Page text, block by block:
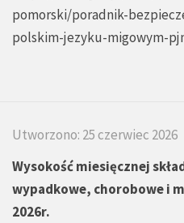
pomorski/poradnik-
polskim-jezyku-migowym-
Utworzono: 25 czerwiec 2026
Wysokość miesięcznej
wypadkowe, chorobowe i
2026r.